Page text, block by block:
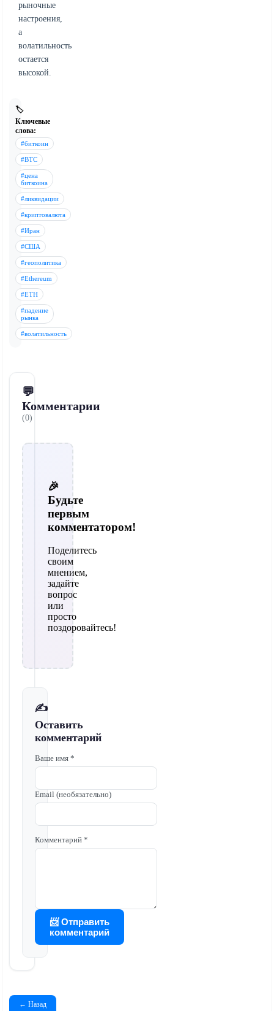
рыночные
настроения,
а
волатильность
остается
высокой.
🏷️
Ключевые
слова:
#биткоин
#BTC
#цена
биткоина
#ликвидации
#криптовалюта
#Иран
#США
#геополитика
#Ethereum
#ETH
#падение
рынка
#волатильность
💬
Комментарии
(0)
🎉
Будьте
первым
комментатором!
Поделитесь
своим
мнением,
задайте
вопрос
или
просто
поздоровайтесь!
✍️
Оставить
комментарий
Ваше имя *
Email (необязательно)
Комментарий *
📨 Отправить
комментарий
← Назад